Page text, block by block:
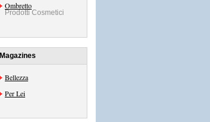
Ombretto
Prodotti Cosmetici
Magazines
Bellezza
Per Lei